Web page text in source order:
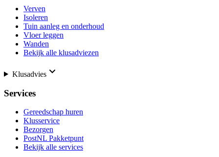
Verven
Isoleren
Tuin aanleg en onderhoud
Vloer leggen
Wanden
Bekijk alle klusadviezen
Klusadvies
Services
Gereedschap huren
Klusservice
Bezorgen
PostNL Pakketpunt
Bekijk alle services